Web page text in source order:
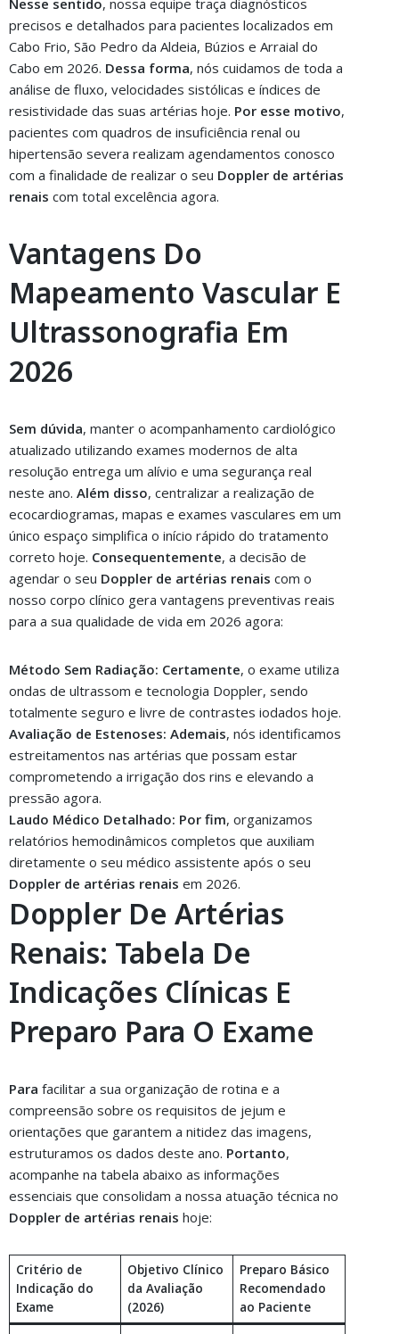
Nesse sentido, nossa equipe traça diagnósticos
precisos e detalhados para pacientes localizados em
Cabo Frio, São Pedro da Aldeia, Búzios e Arraial do
Cabo em 2026. Dessa forma, nós cuidamos de toda a
análise de fluxo, velocidades sistólicas e índices de
resistividade das suas artérias hoje. Por esse motivo,
pacientes com quadros de insuficiência renal ou
hipertensão severa realizam agendamentos conosco
com a finalidade de realizar o seu Doppler de artérias
renais com total excelência agora.
Vantagens Do
Mapeamento Vascular E
Ultrassonografia Em
2026
Sem dúvida, manter o acompanhamento cardiológico
atualizado utilizando exames modernos de alta
resolução entrega um alívio e uma segurança real
neste ano. Além disso, centralizar a realização de
ecocardiogramas, mapas e exames vasculares em um
único espaço simplifica o início rápido do tratamento
correto hoje. Consequentemente, a decisão de
agendar o seu Doppler de artérias renais com o
nosso corpo clínico gera vantagens preventivas reais
para a sua qualidade de vida em 2026 agora:
Método Sem Radiação: Certamente, o exame utiliza
ondas de ultrassom e tecnologia Doppler, sendo
totalmente seguro e livre de contrastes iodados hoje.
Avaliação de Estenoses: Ademais, nós identificamos
estreitamentos nas artérias que possam estar
comprometendo a irrigação dos rins e elevando a
pressão agora.
Laudo Médico Detalhado: Por fim, organizamos
relatórios hemodinâmicos completos que auxiliam
diretamente o seu médico assistente após o seu
Doppler de artérias renais em 2026.
Doppler De Artérias
Renais: Tabela De
Indicações Clínicas E
Preparo Para O Exame
Para facilitar a sua organização de rotina e a
compreensão sobre os requisitos de jejum e
orientações que garantem a nitidez das imagens,
estruturamos os dados deste ano. Portanto,
acompanhe na tabela abaixo as informações
essenciais que consolidam a nossa atuação técnica no
Doppler de artérias renais hoje:
Critério de
Indicação do
Exame
Objetivo Clínico
da Avaliação
(2026)
Preparo Básico
Recomendado
ao Paciente